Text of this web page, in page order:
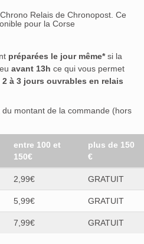
Relais de Chronopost. Ce
pour la Corse
préparées le jour même*si la
avant 13h ce qui vous permet
à 3 jours ouvrables en relais
montant de la commande (hors
entre 100 et
150€
plus de 150
€
2,99€ GRATUIT
5,99€ GRATUIT
7,99€ GRATUIT